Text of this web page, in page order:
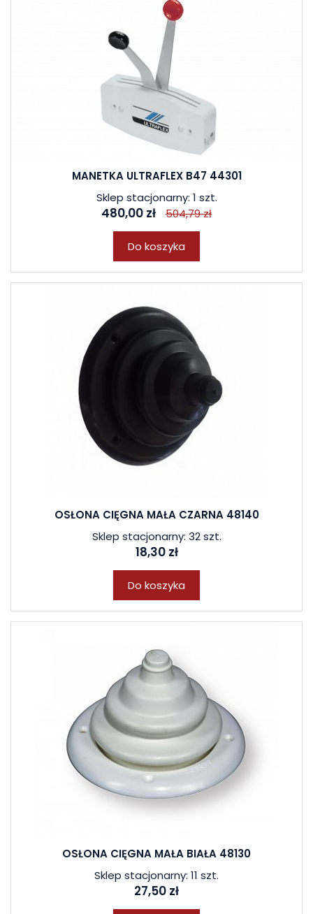
MANETKA ULTRAFLEX B47 44301
Sklep stacjonarny: 1 szt.
480,00 zł 504,79 zł
Do koszyka
OSŁONA CIĘGNA MAŁA CZARNA 48140
Sklep stacjonarny: 32 szt.
18,30 zł
Do koszyka
OSŁONA CIĘGNA MAŁA BIAŁA 48130
Sklep stacjonarny: 11 szt.
27,50 zł